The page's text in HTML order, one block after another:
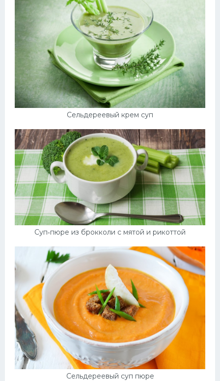
Сельдереевый крем суп
Суп‑пюре из брокколи с мятой и рикоттой
Сельдереевый суп пюре